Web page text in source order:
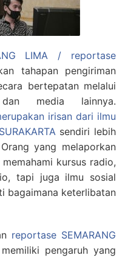
LIMA / reportase
tahapan pengiriman
bertepatan melalui
media lainnya.
irisan dari ilmu
sendiri lebih
yang melaporkan
kursus radio,
tapi juga ilmu sosial
bagaimana keterlibatan
reportase SEMARANG
memiliki pengaruh yang